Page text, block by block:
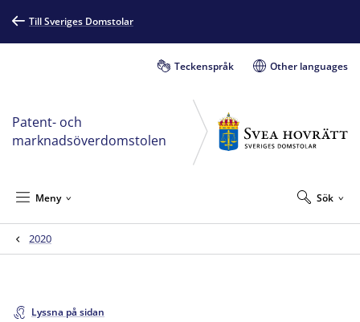
Till Sveriges Domstolar
Teckenspråk Other languages
Patent- och
marknadsöverdomstolen
Sök
Meny
2020
Lyssna på sidan